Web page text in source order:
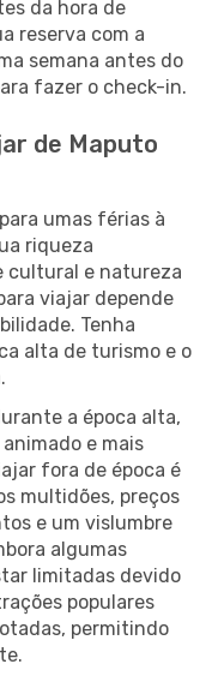
da hora de
reserva com a
semana antes do
fazer o check-in.
de Maputo
umas férias à
riqueza
cultural e natureza
viajar depende
Tenha
alta de turismo e o
a época alta,
e mais
fora de época é
multidões, preços
e um vislumbre
algumas
limitadas devido
populares
permitindo